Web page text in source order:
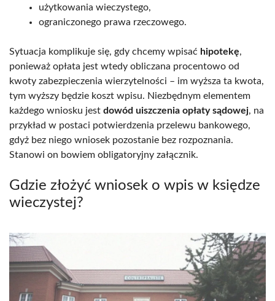
użytkowania wieczystego,
ograniczonego prawa rzeczowego.
Sytuacja komplikuje się, gdy chcemy wpisać hipotekę,
ponieważ opłata jest wtedy obliczana procentowo od
kwoty zabezpieczenia wierzytelności – im wyższa ta kwota,
tym wyższy będzie koszt wpisu. Niezbędnym elementem
każdego wniosku jest dowód uiszczenia opłaty sądowej, na
przykład w postaci potwierdzenia przelewu bankowego,
gdyż bez niego wniosek pozostanie bez rozpoznania.
Stanowi on bowiem obligatoryjny załącznik.
Gdzie złożyć wniosek o wpis w księdze
wieczystej?